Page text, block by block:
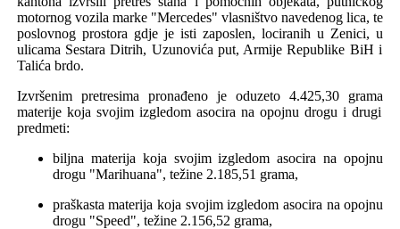
motornog vozila marke "Mercedes" vlasništvo navedenog lica, te
poslovnog prostora gdje je isti zaposlen, lociranih u Zenici, u
ulicama Sestara Ditrih, Uzunovića put, Armije Republike BiH i
Talića brdo.
Izvršenim pretresima pronađeno je oduzeto 4.425,30 grama
materije koja svojim izgledom asocira na opojnu drogu i drugi
predmeti:
biljna materija koja svojim izgledom asocira na opojnu
drogu "Marihuana", težine 2.185,51 grama,
praškasta materijakoja svojim izgledom asocira na opojnu
drogu "Speed", težine 2.156,52 grama,